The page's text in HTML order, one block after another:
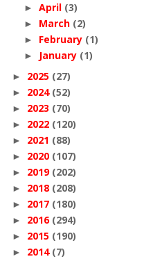
► April (3)
► March (2)
► February (1)
► January (1)
► 2025 (27)
► 2024 (52)
► 2023 (70)
► 2022 (120)
► 2021 (88)
► 2020 (107)
► 2019 (202)
► 2018 (208)
► 2017 (180)
► 2016 (294)
► 2015 (190)
► 2014 (7)